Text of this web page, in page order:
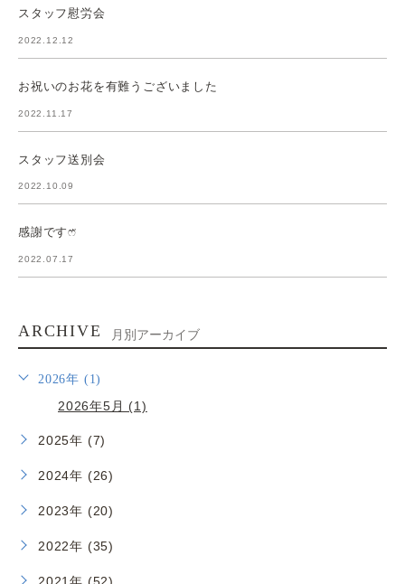
スタッフ慰労会
2022.12.12
お祝いのお花を有難うございました
2022.11.17
スタッフ送別会
2022.10.09
感謝ですෆ̈
2022.07.17
ARCHIVE 月別アーカイブ
2026年 (1)
2026年5月 (1)
2025年 (7)
2024年 (26)
2023年 (20)
2022年 (35)